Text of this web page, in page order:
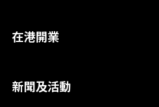
在港開業
新聞及活動